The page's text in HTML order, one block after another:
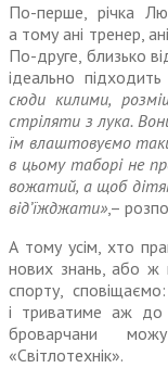
По-перше, річка
а тому ані тренер,
По-друге, близько
ідеально
сюди килими,
стріляти з лука.
їм влаштовуємо
в цьому таборі не
вожатий, а щоб
від’їжджати»,–
А тому усім, хто
нових знань, або ж
спорту,
і триватиме аж до
броварчани
«Світлотехнік».